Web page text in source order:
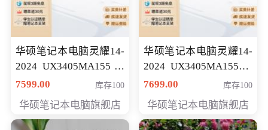
华硕笔记本电脑灵耀14-
2024 UX3405MA155冰
川银 oled 智慧轻薄本 会
7599.00 库存100
华硕笔记本电脑旗舰店
华硕笔记本电脑灵耀14-
2024 UX3405MA155夜
空蓝 oled 智慧轻薄本 会
7699.00 库存100
华硕笔记本电脑旗舰店